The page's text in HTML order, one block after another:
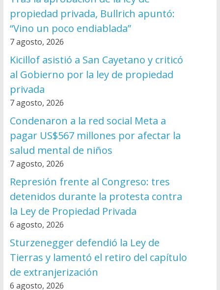
propiedad privada, Bullrich apuntó:
“Vino un poco endiablada”
7 agosto, 2026
Kicillof asistió a San Cayetano y criticó
al Gobierno por la ley de propiedad
privada
7 agosto, 2026
Condenaron a la red social Meta a
pagar US$567 millones por afectar la
salud mental de niños
7 agosto, 2026
Represión frente al Congreso: tres
detenidos durante la protesta contra
la Ley de Propiedad Privada
6 agosto, 2026
Sturzenegger defendió la Ley de
Tierras y lamentó el retiro del capítulo
de extranjerización
6 agosto, 2026